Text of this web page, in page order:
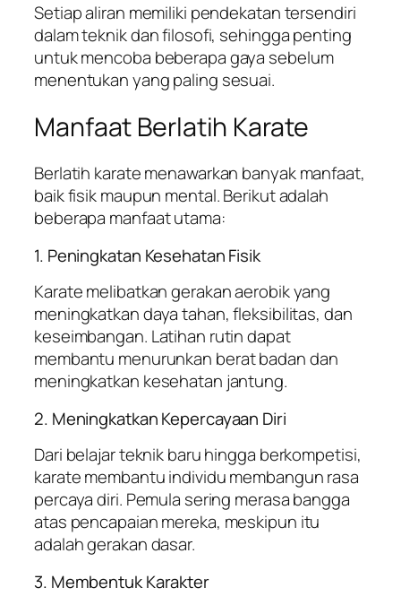
Setiap aliran memiliki pendekatan tersendiri
dalam teknik dan filosofi, sehingga penting
untuk mencoba beberapa gaya sebelum
menentukan yang paling sesuai.
Manfaat Berlatih Karate
Berlatih karate menawarkan banyak manfaat,
baik fisik maupun mental. Berikut adalah
beberapa manfaat utama:
1. Peningkatan Kesehatan Fisik
Karate melibatkan gerakan aerobik yang
meningkatkan daya tahan, fleksibilitas, dan
keseimbangan. Latihan rutin dapat
membantu menurunkan berat badan dan
meningkatkan kesehatan jantung.
2. Meningkatkan Kepercayaan Diri
Dari belajar teknik baru hingga berkompetisi,
karate membantu individu membangun rasa
percaya diri. Pemula sering merasa bangga
atas pencapaian mereka, meskipun itu
adalah gerakan dasar.
3. Membentuk Karakter